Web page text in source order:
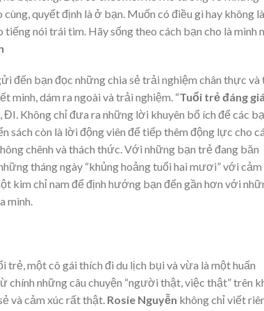
quyết định là ở bạn. Muốn có điều gì hay không là
nói trái tim. Hãy sống theo cách bạn cho là mình
đến bạn đọc những chia sẻ trải nghiệm chân thực và
mình, dám ra ngoài và trải nghiệm. “Tuổi trẻ đáng giá
Không chỉ đưa ra những lời khuyên bổ ích để các
sách còn là lời động viên để tiếp thêm động lực cho
chênh và thách thức. Với những bạn trẻ đang băn
tháng ngày “khủng hoảng tuổi hai mươi” với cảm
kim chỉ nam để định hướng bạn đến gần hơn với
mình.
trẻ, một cô gái thích đi du lịch bụi và vừa là một huấn
chính những câu chuyện “người thật, việc thật” trên
và cảm xúc rất thật. Rosie Nguyễn không chỉ viết